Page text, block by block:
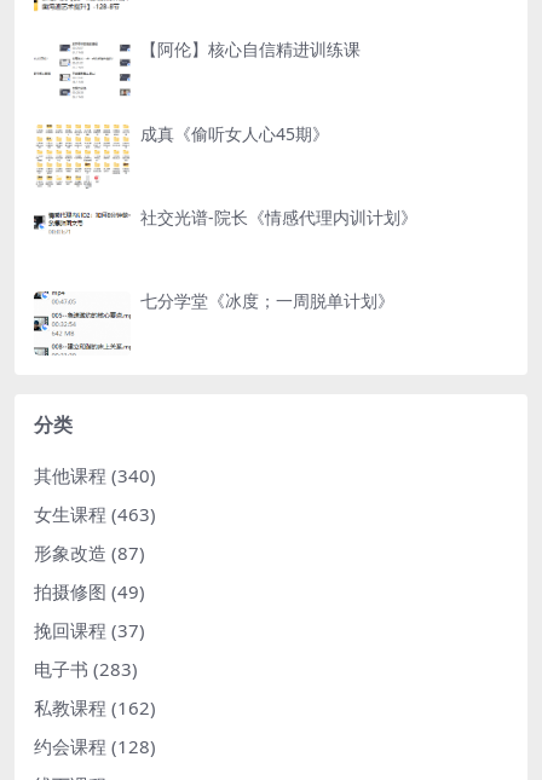
【阿伦】核心自信精进训练课
成真《偷听女人心45期》
社交光谱-院长《情感代理内训计划》
七分学堂《冰度；一周脱单计划》
分类
其他课程 (340)
女生课程 (463)
形象改造 (87)
拍摄修图 (49)
挽回课程 (37)
电子书 (283)
私教课程 (162)
约会课程 (128)